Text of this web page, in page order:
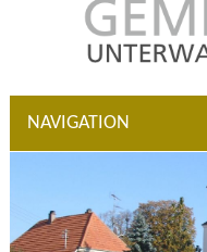
NAVIGATION